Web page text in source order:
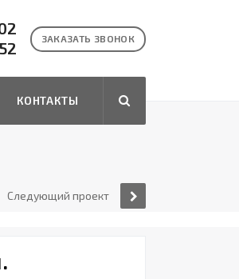
ЗАКАЗАТЬ ЗВОНОК
КОНТАКТЫ
Следующий проект